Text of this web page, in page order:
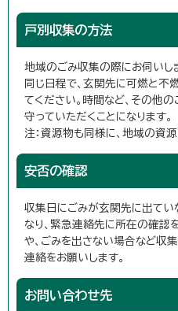
戸別収集の方法
地域のごみ収集の際にお伺いし
同じ日程で、玄関先に可燃と不
てください。時間など、その他
守っていただくことになります。
注：資源物も同様に、地域の資
安否の確認
収集日にごみが玄関先に出てい
なり、緊急連絡先に所在の確認
や、ごみを出さない場合など収
連絡をお願いします。
お問い合わせ先